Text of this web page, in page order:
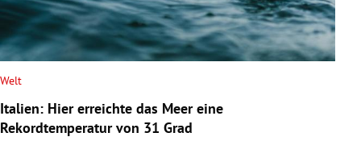
Welt
Italien: Hier erreichte das Meer eine
Rekordtemperatur von 31 Grad